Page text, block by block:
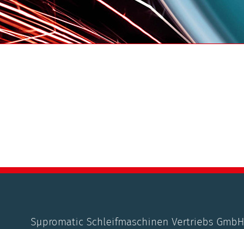
Sμpromatic Schleifmaschinen Vertriebs GmbH